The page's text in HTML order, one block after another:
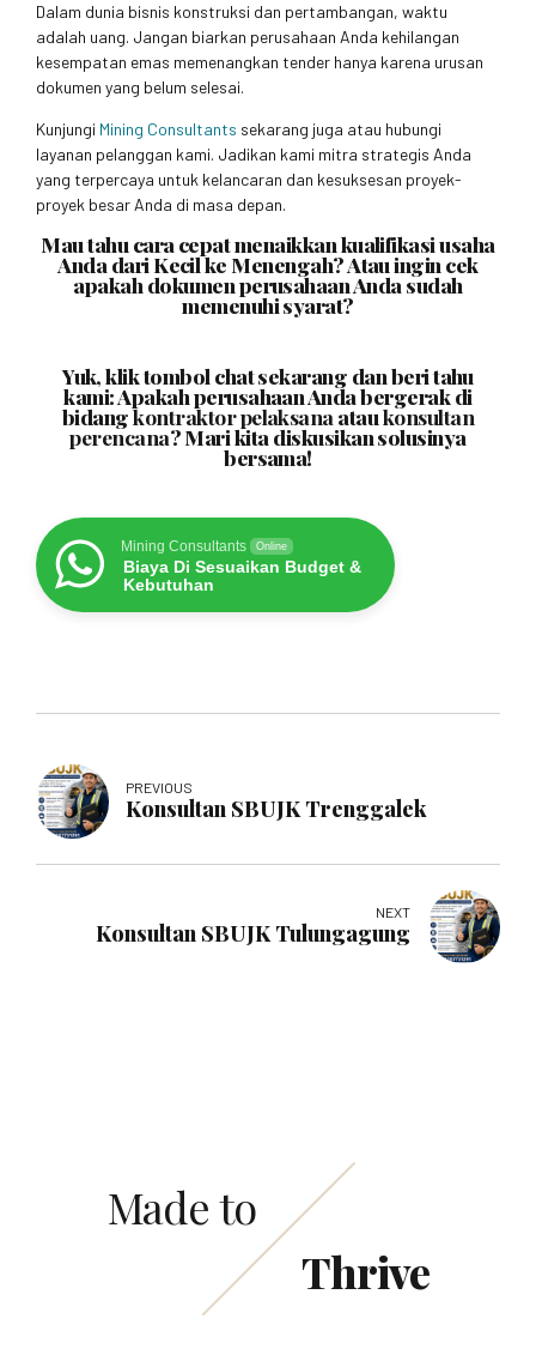
Dalam dunia bisnis konstruksi dan pertambangan, waktu
adalah uang. Jangan biarkan perusahaan Anda kehilangan
kesempatan emas memenangkan tender hanya karena urusan
dokumen yang belum selesai.
Kunjungi Mining Consultants sekarang juga atau hubungi
layanan pelanggan kami. Jadikan kami mitra strategis Anda
yang terpercaya untuk kelancaran dan kesuksesan proyek-
proyek besar Anda di masa depan.
Mau tahu cara cepat menaikkan kualifikasi usaha
Anda dari Kecil ke Menengah? Atau ingin cek
apakah dokumen perusahaan Anda sudah
memenuhi syarat?
Yuk, klik tombol chat sekarang dan beri tahu
kami: Apakah perusahaan Anda bergerak di
bidangkontraktor pelaksana ataukonsultan
perencana? Mari kita diskusikan solusinya
bersama!
Mining Consultants Online
Biaya Di Sesuaikan Budget &
Kebutuhan
PREVIOUS
Konsultan SBUJK Trenggalek
NEXT
Konsultan SBUJK Tulungagung
Made to
Thrive